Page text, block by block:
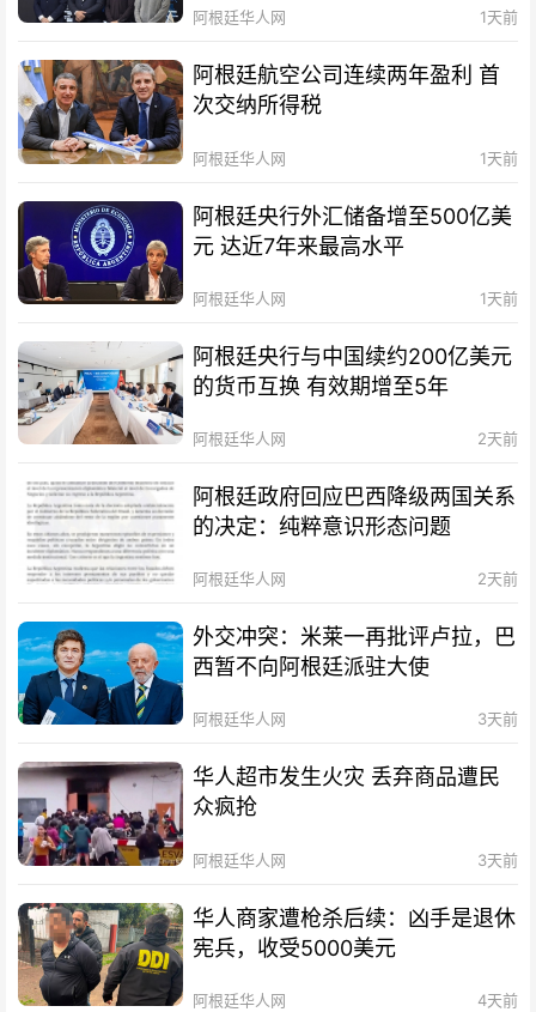
阿根廷华人网 1天前
阿根廷航空公司连续两年盈利 首
次交纳所得税
阿根廷华人网 1天前
阿根廷央行外汇储备增至500亿美
元 达近7年来最高水平
阿根廷华人网 1天前
阿根廷央行与中国续约200亿美元
的货币互换 有效期增至5年
阿根廷华人网 2天前
阿根廷政府回应巴西降级两国关系
的决定：纯粹意识形态问题
阿根廷华人网 2天前
外交冲突：米莱一再批评卢拉，巴
西暂不向阿根廷派驻大使
阿根廷华人网 3天前
华人超市发生火灾 丢弃商品遭民
众疯抢
阿根廷华人网 3天前
华人商家遭枪杀后续：凶手是退休
宪兵，收受5000美元
阿根廷华人网 4天前